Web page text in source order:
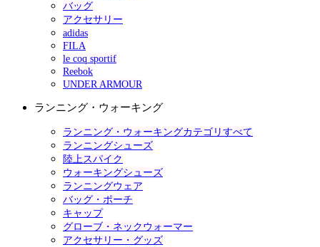
バッグ
アクセサリー
adidas
FILA
le coq sportif
Reebok
UNDER ARMOUR
ランニング・ウォーキング
ランニング・ウォーキングカテゴリすべて
ランニングシューズ
陸上スパイク
ウォーキングシューズ
ランニングウェア
バッグ・ポーチ
キャップ
グローブ・ネックウォーマー
アクセサリー・グッズ